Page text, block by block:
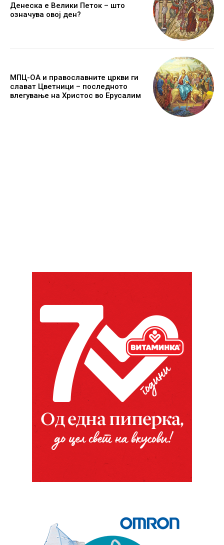
Денеска е Велики Петок – што
означува овој ден?
МПЦ-ОА и православните цркви ги
слават Цветници – последното
влегување на Христос во Ерусалим